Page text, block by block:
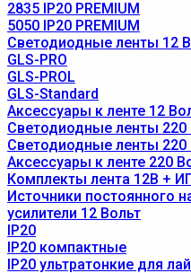
2835 IP20 PREMIUM
5050 IP20 PREMIUM
Светодиодные ленты 12
GLS-PRO
GLS-PROL
GLS-Standard
Аксессуары к ленте 12
Светодиодные ленты 220
Светодиодные ленты 220
Аксессуары к ленте 220
Комплекты лента 12В +
Источники постоянного
усилители 12 Вольт
IP20
IP20 компактные
IP20 ультратонкие для